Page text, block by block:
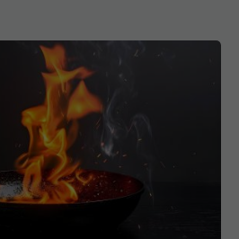
uleiul care a luat foc în